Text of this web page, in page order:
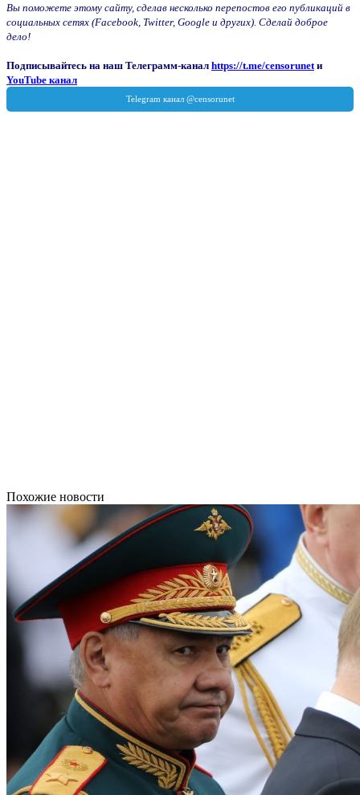
Вы поможете этому сайту, сделав несколько перепостов его публикаций в
социальных сетях (Facebook, Twitter, Google и других). Сделай доброе
дело!
Подписывайтесь на наш Телеграмм-канал https://t.me/censorunet и
YouTube канал
Похожие новости